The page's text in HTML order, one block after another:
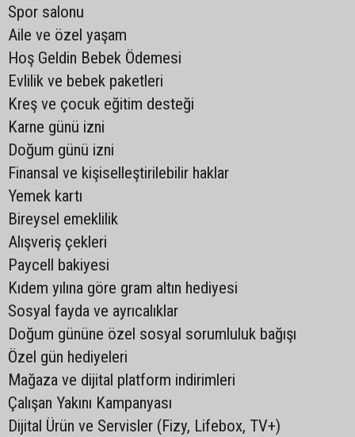
Spor salonu
Aile ve özel yaşam
Hoş Geldin Bebek Ödemesi
Evlilik ve bebek paketleri
Kreş ve çocuk eğitim desteği
Karne günü izni
Doğum günü izni
Finansal ve kişiselleştirilebilir haklar
Yemek kartı
Bireysel emeklilik
Alışveriş çekleri
Paycell bakiyesi
Kıdem yılına göre gram altın hediyesi
Sosyal fayda ve ayrıcalıklar
Doğum gününe özel sosyal sorumluluk bağışı
Özel gün hediyeleri
Mağaza ve dijital platform indirimleri
Çalışan Yakını Kampanyası
Dijital Ürün ve Servisler (Fizy, Lifebox, TV+)